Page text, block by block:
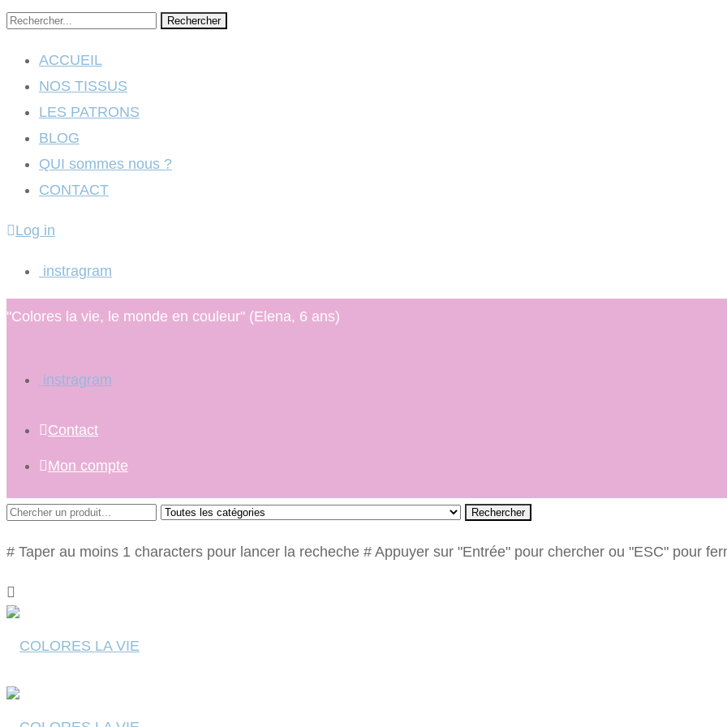
Rechercher
ACCUEIL
NOS TISSUS
LES PATRONS
BLOG
QUI sommes nous ?
CONTACT
Log in
instragram
"Colores la vie, le monde en couleur" (Elena, 6 ans)
instragram
Contact
Mon compte
Rechercher
# Taper au moins 1 characters pour lancer la recheche # Appuyer sur "Entrée" pour chercher ou "ESC" pour